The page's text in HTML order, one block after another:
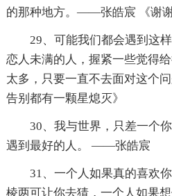
的那种地方。——张皓宸 《谢谢
29、可能我们都会遇到这
恋人未满的人，握紧一些觉得
太多，只要一直不去面对这个
告别都有一颗星熄灭》
30、我与世界，只差一个
遇到最好的人。 ——张皓宸
31、一个人如果真的喜欢
棱两可让你去猜，一个人如果